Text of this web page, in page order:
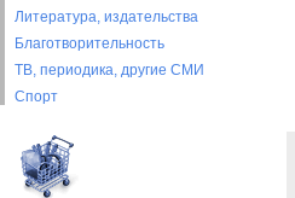
Литература, издательства
Благотворительность
ТВ, периодика, другие СМИ
Спорт